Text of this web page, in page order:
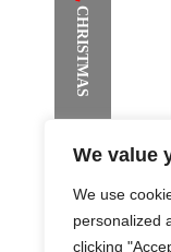
We value
We use
personalized
clicking
CHRISTMAS